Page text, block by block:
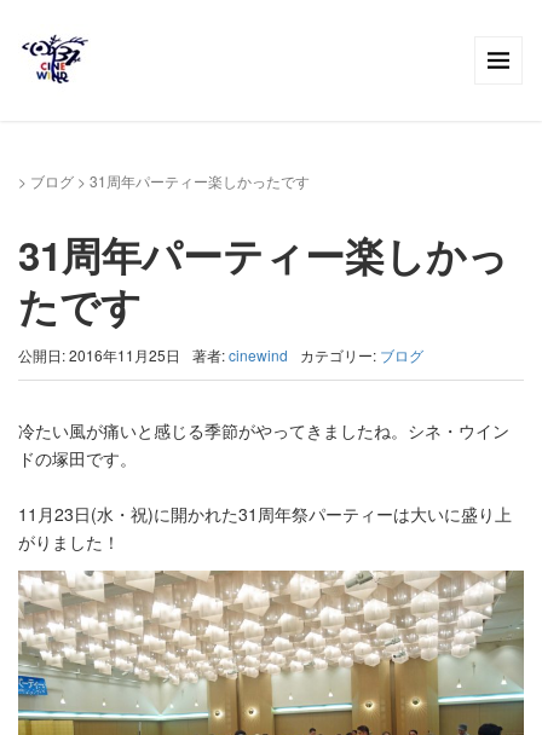
> ブログ > 31周年パーティー楽しかったです
31周年パーティー楽しかっ
たです
公開日: 2016年11月25日 著者:cinewind カテゴリー: ブログ
冷たい風が痛いと感じる季節がやってきましたね。シネ・ウイン
ドの塚田です。
11月23日(水・祝)に開かれた31周年祭パーティーは大いに盛り上
がりました！